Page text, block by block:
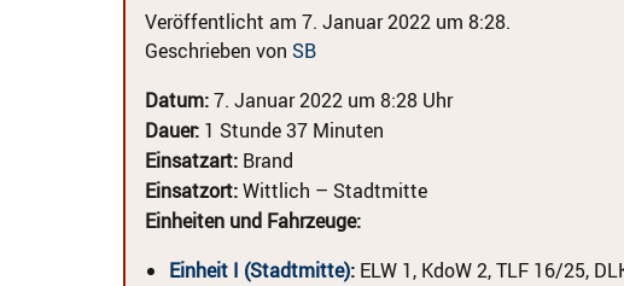
Veröffentlicht am 7. Januar 2022 um 8:28.
Geschrieben von SB
Datum:7. Januar 2022 um 8:28 Uhr
Dauer: 1 Stunde 37 Minuten
Einsatzart: Brand
Einsatzort:Wittlich – Stadtmitte
Einheiten und Fahrzeuge:
Einheit I (Stadtmitte): ELW 1, KdoW 2, TLF 16/25,